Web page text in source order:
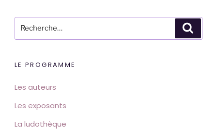
pour
LE PROGRAMME
Les auteurs
Les exposants
La ludothèque